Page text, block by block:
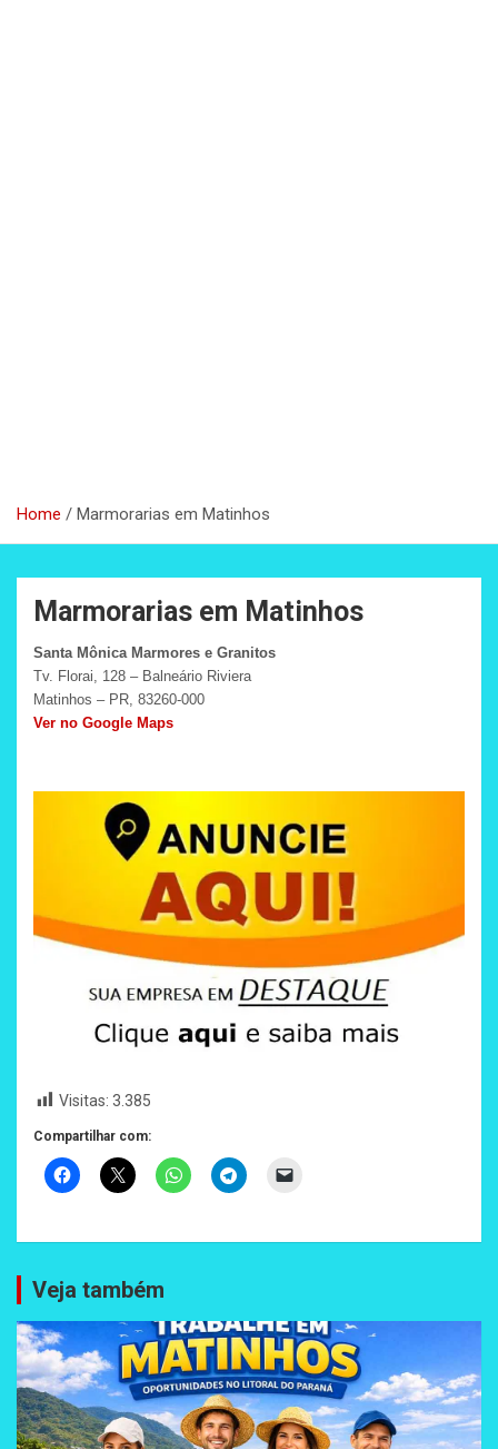
Home Marmorarias em Matinhos
Marmorarias em Matinhos
Santa Mônica Marmores e Granitos
Tv. Florai, 128 – Balneário Riviera
Matinhos – PR, 83260-000
Ver no Google Maps
Visitas: 3.385
Compartilhar com:
Veja também